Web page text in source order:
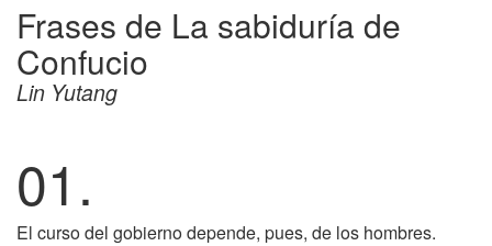
Frases de La sabiduría de
Confucio
Lin Yutang
01.
El curso del gobierno depende, pues, de los hombres.